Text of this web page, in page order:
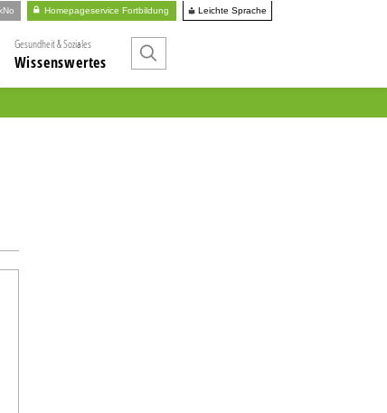
Homepageservice Fortbildung Leichte Sprache
Gesundheit & Soziales
Wissenswertes